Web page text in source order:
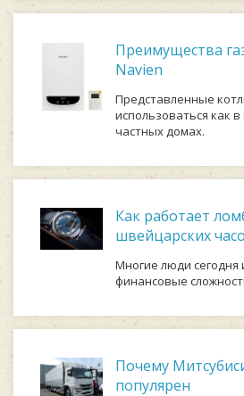
Преимущества
Navien
Представленные
использоваться как
частных домах.
Как работает
швейцарских
Многие люди
финансовые
Почему
популярен